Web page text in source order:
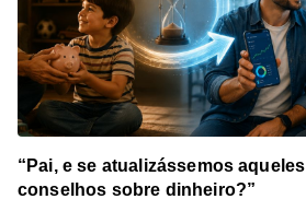
“Pai, e se atualizássemos aqueles
conselhos sobre dinheiro?”